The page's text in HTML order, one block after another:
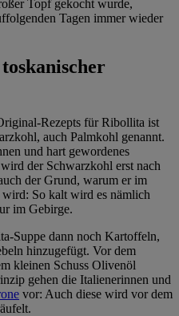
Topf gekocht wurde,
Tagen immer wieder
Rezepts für Ribollita ist
auch Palmkohl genannt.
und hart gewordenes
der Schwarzkohl erst nach
der Grund, warum er im
wird: So kalt wird es nämlich
im Gebirge.
Suppe dann noch Kartoffeln,
hinzugefügt. Vor dem
kleinen Schuss Olivenöl
gehen die Italienerinnen und
vor: Auch diese wird vor dem